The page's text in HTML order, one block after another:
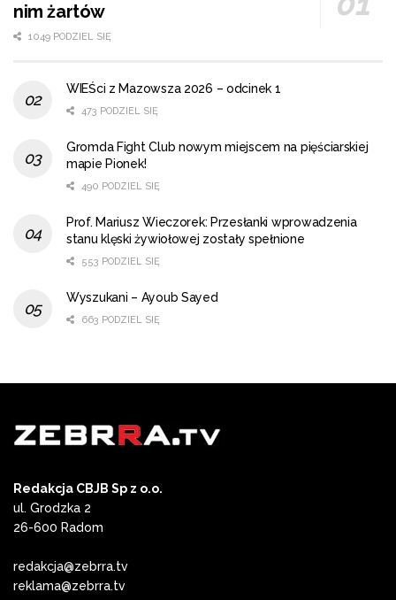
nim żartów
1049 PODZIEL SIĘ
WIEŚci z Mazowsza 2026 – odcinek 1
473 PODZIEL SIĘ
Gromda Fight Club nowym miejscem na pięściarskiej
mapie Pionek!
490 PODZIEL SIĘ
Prof. Mariusz Wieczorek: Przesłanki wprowadzenia
stanu klęski żywiołowej zostały spełnione
553 PODZIEL SIĘ
Wyszukani – Ayoub Sayed
663 PODZIEL SIĘ
Redakcja CBJB Sp z o.o.
ul. Grodzka 2
26-600 Radom
redakcja@zebrra.tv
reklama@zebrra.tv